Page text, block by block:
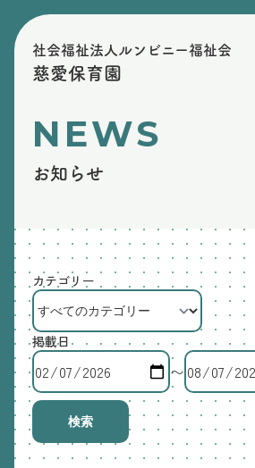
社会福祉法人ルンビニー福祉会
慈愛保育園
NEWS
お知らせ
カテゴリー
掲載日
〜
検索